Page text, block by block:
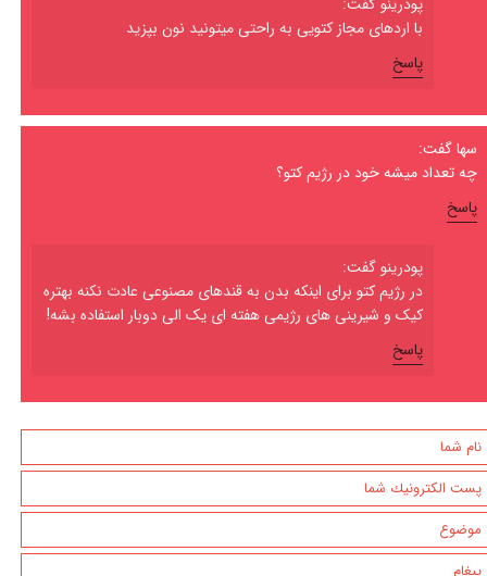
با اردهای مجاز کتویی به راحتی میتونید نون بپزید
پاسخ
سها گفت:
چه تعداد میشه خود در رژیم کتو؟
پاسخ
پودرینو گفت:
در رژیم کتو برای اینکه بدن به قندهای مصنوعی عادت نکنه بهتره
کیک و شیرینی های رژیمی هفته ای یک الی دوبار استفاده بشه!
پاسخ